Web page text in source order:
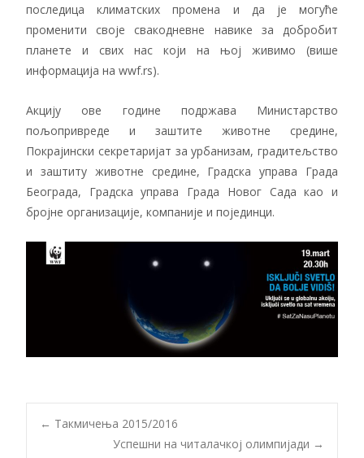
последица климатских промена и да је могуће
променити своје свакодневне навике за добробит
планете и свих нас који на њој живимо (више
информација на wwf.rs).
Акцију ове године подржава Министарство
пољопривреде и заштите животне средине,
Покрајински секретаријат за урбанизам, градитељство
и заштиту животне средине, Градска управа Града
Београда, Градска управа Града Новог Сада као и
бројне организације, компаније и појединци.
Post
← Такмичења 2015/2016
Успешни на читалачкој олимпијади →